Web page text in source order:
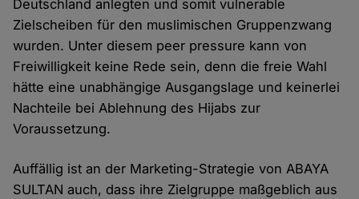
Deutschland anlegten und somit vulnerable
Zielscheiben für den muslimischen Gruppenzwang
wurden. Unter diesem peer pressure kann von
Freiwilligkeit keine Rede sein, denn die freie Wahl
hätte eine unabhängige Ausgangslage und keinerlei
Nachteile bei Ablehnung des Hijabs zur
Voraussetzung.
Auffällig ist an der Marketing-Strategie von ABAYA
SULTAN auch, dass ihre Zielgruppe maßgeblich aus